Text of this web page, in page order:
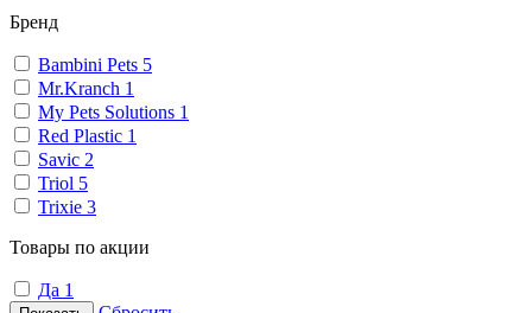
Бренд
Bambini Pets 5
Mr.Kranch 1
My Pets Solutions 1
Red Plastic 1
Savic 2
Triol 5
Trixie 3
Товары по акции
Да 1